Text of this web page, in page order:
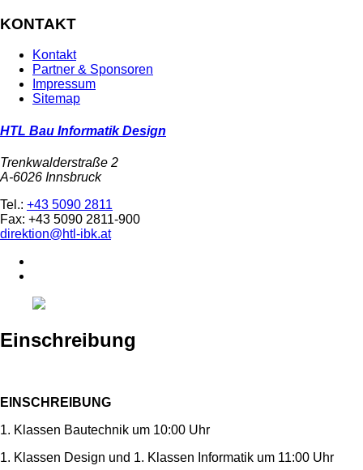
KONTAKT
Kontakt
Partner & Sponsoren
Impressum
Sitemap
HTL Bau Informatik Design
Trenkwalderstraße 2
A-6026 Innsbruck
Tel.: +43 5090 2811
Fax: +43 5090 2811-900
direktion@htl-ibk.at
Einschreibung
EINSCHREIBUNG
1. Klassen Bautechnik um 10:00 Uhr
1. Klassen Design und 1. Klassen Informatik um 11:00 Uhr